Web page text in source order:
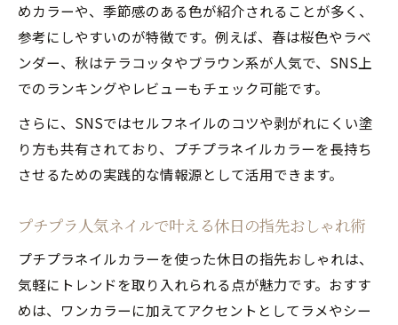
めカラーや、季節感のある色が紹介されることが多く、
参考にしやすいのが特徴です。例えば、春は桜色やラベ
ンダー、秋はテラコッタやブラウン系が人気で、SNS上
でのランキングやレビューもチェック可能です。
さらに、SNSではセルフネイルのコツや剥がれにくい塗
り方も共有されており、プチプラネイルカラーを長持ち
させるための実践的な情報源として活用できます。
プチプラ人気ネイルで叶える休日の指先おしゃれ術
プチプラネイルカラーを使った休日の指先おしゃれは、
気軽にトレンドを取り入れられる点が魅力です。おすす
めは、ワンカラーに加えてアクセントとしてラメやシー